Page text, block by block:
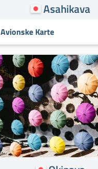
Asahikava
Avionske Karte